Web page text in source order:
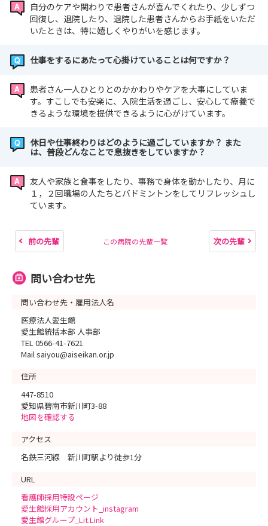
自分のケアや関わりで患者さんが喜んでくれたり、少しずつ
回復し、退院したり、退院した患者さんからお手紙をいただ
いたときは、特に嬉しくやりがいを感じます。
仕事をするにあたって心掛けていることは何ですか？
患者さん一人ひとりとのかかわりやケアを大事にしていま
す。すこしでも安楽に、入院生活を過ごし、安心して療養で
きるような環境を提供できるように心がけています。
休日や仕事終わりはどのように過ごしていますか？ また
は、普段どんなことで息抜きをしていますか？
友人や家族と食事をしたり、事務で身体を動かしたり、月に
１，２回職場の人たちとバドミントンをしてリフレッシュし
ています。
前の先輩 この病院の先輩一覧 次の先輩
問い合わせ先
問い合わせ先・雇用法人名
医療法人愛生館
愛生館統括本部 人事部
TEL 0566-41-7621
Mail saiyou@aiseikan.or.jp
住所
447-8510
愛知県碧南市新川町3-88
地図を確認する
アクセス
名鉄三河線 新川町駅より徒歩1分
URL
看護師採用特設ページ
愛生館採用アカウント_instagram
愛生館グループ_Lit.Link